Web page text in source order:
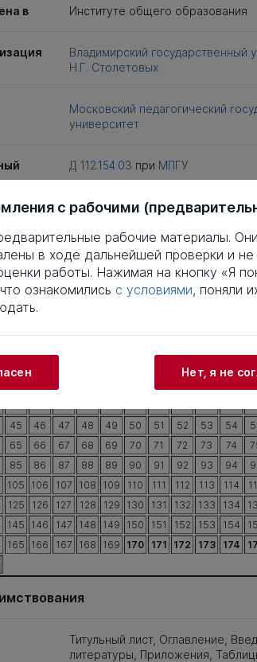
в Институте общего образования
Владимирский государственный
Н.Г. Столетовых
Московский педагогический
университет
Д 112.154.03 при МПГУ
Кандидат педагогических наук
11
45 46 47 48 49 50 51 52 53 54
65 66 67 68 69 70 71 72 73 74
85 86 87 88 89 90 91 92 93 94
105 106 107 108 109 110 111 112 113 114
125 126 127 128 129 130 131 132 133 134
145 146 147 148 149 150 151 152 153 154
165 166 167 168 169 170 171 172 173 174
Титульный лист, Оглавление,
литературы, Приложения,
с рабочими
рабочие материалы.
в ходе дальнейшей проверки и не
работы. Нажимая на кнопку «Я
ознакомились с условиями, поняли
Нет, я не